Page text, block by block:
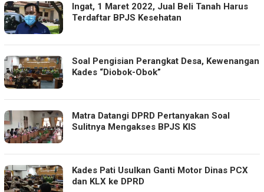
Ingat, 1 Maret 2022, Jual Beli Tanah Harus
Terdaftar BPJS Kesehatan
Soal Pengisian Perangkat Desa, Kewenangan
Kades “Diobok-Obok”
Matra Datangi DPRD Pertanyakan Soal
Sulitnya Mengakses BPJS KIS
Kades Pati Usulkan Ganti Motor Dinas PCX
dan KLX ke DPRD